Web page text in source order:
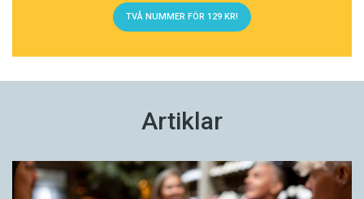
TVÅ NUMMER FÖR 129 KR!
Artiklar